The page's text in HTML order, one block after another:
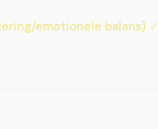
emotionele balans) ✓